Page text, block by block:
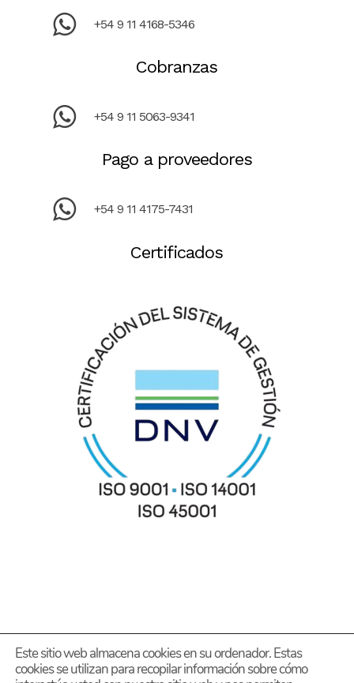
+54 9 11 4168-5346
Cobranzas
+54 9 11 5063-9341
Pago a proveedores
+54 9 11 4175-7431
Certificados
Este sitio web almacena cookies en su ordenador. Estas
cookies se utilizan para recopilar información sobre cómo